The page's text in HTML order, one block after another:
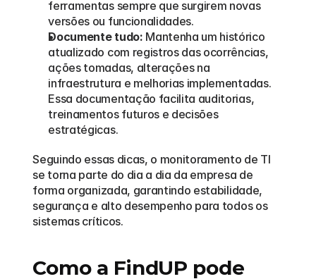
ferramentas sempre que surgirem novas
versões ou funcionalidades.
Documente tudo: Mantenha um histórico
atualizado com registros das ocorrências,
ações tomadas, alterações na
infraestrutura e melhorias implementadas.
Essa documentação facilita auditorias,
treinamentos futuros e decisões
estratégicas.
Seguindo essas dicas, o monitoramento de TI
se torna parte do dia a dia da empresa de
forma organizada, garantindo estabilidade,
segurança e alto desempenho para todos os
sistemas críticos.
Como a FindUP pode